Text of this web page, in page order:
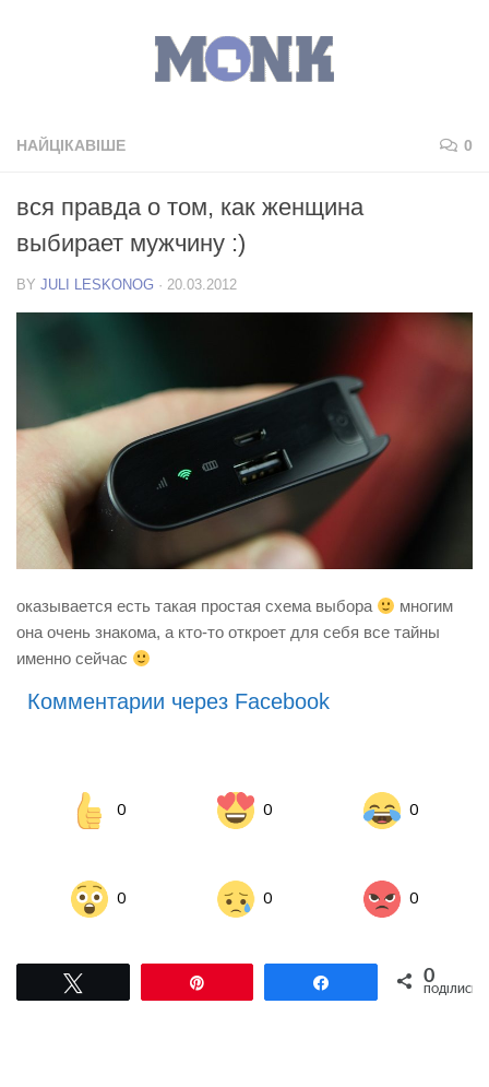
НАЙЦІКАВІШЕ 0
вся правда о том, как женщина
выбирает мужчину :)
BY JULI LESKONOG · 20.03.2012
оказывается есть такая простая схема выбора
многим
она очень знакома, а кто-то откроет для себя все тайны
именно сейчас
Комментарии через Facebook
0 0 0
0 0 0
Поділитися0
ПОДІЛИСЬ